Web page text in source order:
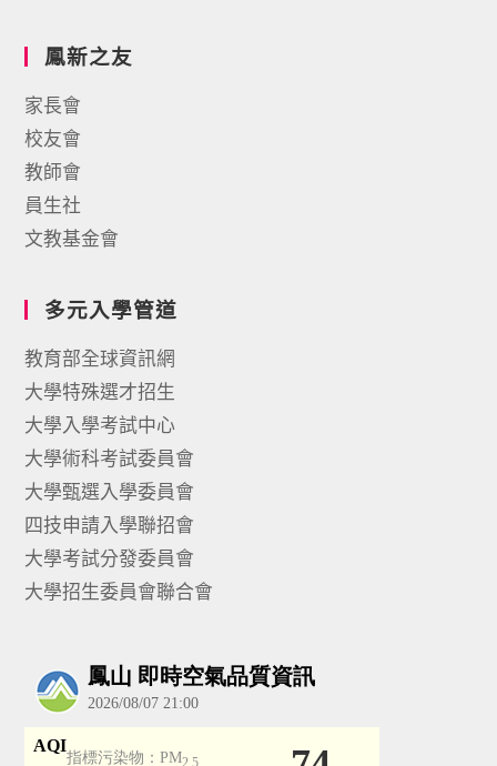
鳳新之友
家長會
校友會
教師會
員生社
文教基金會
多元入學管道
教育部全球資訊網
大學特殊選才招生
大學入學考試中心
大學術科考試委員會
大學甄選入學委員會
四技申請入學聯招會
大學考試分發委員會
大學招生委員會聯合會